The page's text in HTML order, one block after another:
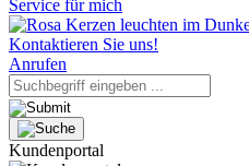
Service für mich
Kontaktieren Sie uns!
Anrufen
Kundenportal